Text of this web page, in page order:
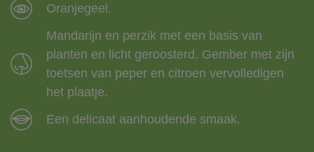
Oranjegeel.
Mandarijn en perzik met een basis van
planten en licht geroosterd. Gember met zijn
toetsen van peper en citroen vervolledigen
het plaatje.
Een delicaat aanhoudende smaak.